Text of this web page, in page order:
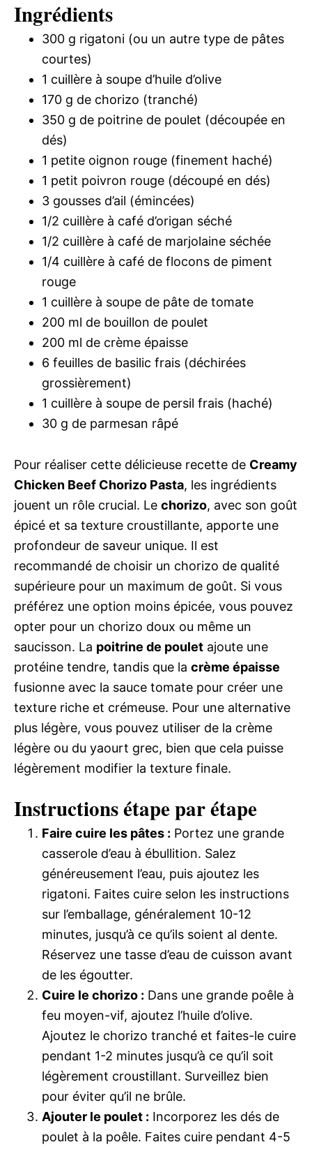
Ingrédients
300 g rigatoni (ou un autre type de pâtes
courtes)
1 cuillère à soupe d’huile d’olive
170 g de chorizo (tranché)
350 g de poitrine de poulet (découpée en
dés)
1 petite oignon rouge (finement haché)
1 petit poivron rouge (découpé en dés)
3 gousses d’ail (émincées)
1/2 cuillère à café d’origan séché
1/2 cuillère à café de marjolaine séchée
1/4 cuillère à café de flocons de piment
rouge
1 cuillère à soupe de pâte de tomate
200 ml de bouillon de poulet
200 ml de crème épaisse
6 feuilles de basilic frais (déchirées
grossièrement)
1 cuillère à soupe de persil frais (haché)
30 g de parmesan râpé
Pour réaliser cette délicieuse recette de Creamy
Chicken Beef Chorizo Pasta, les ingrédients
jouent un rôle crucial. Le chorizo, avec son goût
épicé et sa texture croustillante, apporte une
profondeur de saveur unique. Il est
recommandé de choisir un chorizo de qualité
supérieure pour un maximum de goût. Si vous
préférez une option moins épicée, vous pouvez
opter pour un chorizo doux ou même un
saucisson. La poitrine de poulet ajoute une
protéine tendre, tandis que la crème épaisse
fusionne avec la sauce tomate pour créer une
texture riche et crémeuse. Pour une alternative
plus légère, vous pouvez utiliser de la crème
légère ou du yaourt grec, bien que cela puisse
légèrement modifier la texture finale.
Instructions étape par étape
Faire cuire les pâtes : Portez une grande
casserole d’eau à ébullition. Salez
généreusement l’eau, puis ajoutez les
rigatoni. Faites cuire selon les instructions
sur l’emballage, généralement 10-12
minutes, jusqu’à ce qu’ils soient al dente.
Réservez une tasse d’eau de cuisson avant
de les égoutter.
Cuire le chorizo : Dans une grande poêle à
feu moyen-vif, ajoutez l’huile d’olive.
Ajoutez le chorizo tranché et faites-le cuire
pendant 1-2 minutes jusqu’à ce qu’il soit
légèrement croustillant. Surveillez bien
pour éviter qu’il ne brûle.
Ajouter le poulet : Incorporez les dés de
poulet à la poêle. Faites cuire pendant 4-5